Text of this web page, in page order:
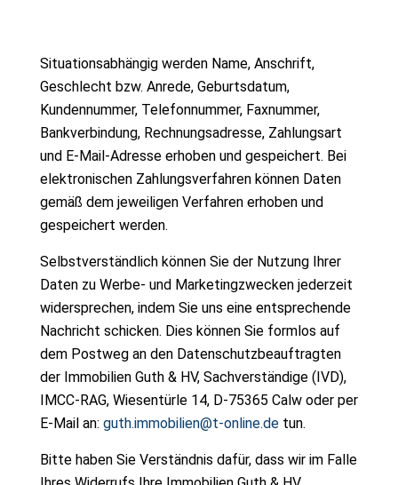
Situationsabhängig werden Name, Anschrift,
Geschlecht bzw. Anrede, Geburtsdatum,
Kundennummer, Telefonnummer, Faxnummer,
Bankverbindung, Rechnungsadresse, Zahlungsart
und E-Mail-Adresse erhoben und gespeichert. Bei
elektronischen Zahlungsverfahren können Daten
gemäß dem jeweiligen Verfahren erhoben und
gespeichert werden.
Selbstverständlich können Sie der Nutzung Ihrer
Daten zu Werbe- und Marketingzwecken jederzeit
widersprechen, indem Sie uns eine entsprechende
Nachricht schicken. Dies können Sie formlos auf
dem Postweg an den Datenschutzbeauftragten
der Immobilien Guth & HV, Sachverständige (IVD),
IMCC-RAG, Wiesentürle 14, D-75365 Calw oder per
E-Mail an: guth.immobilien@t-online.de tun.
Bitte haben Sie Verständnis dafür, dass wir im Falle